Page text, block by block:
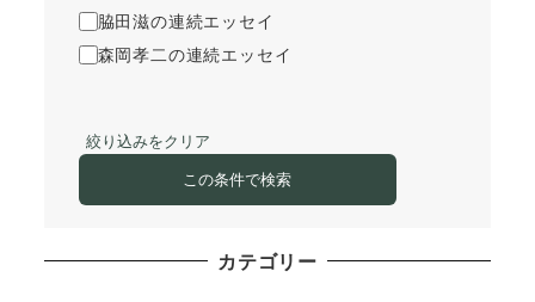
脇田滋の連続エッセイ
森岡孝二の連続エッセイ
絞り込みをクリア
この条件で検索
カテゴリー